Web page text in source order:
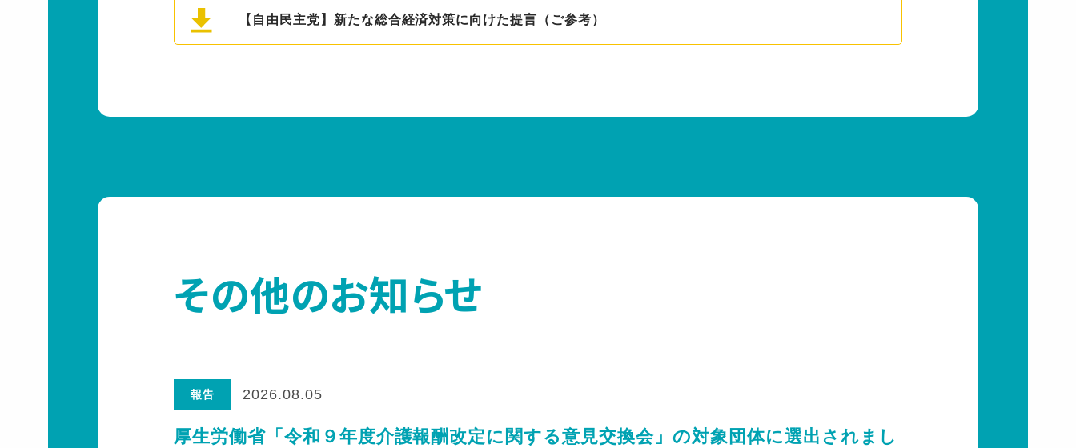
【自由民主党】新たな総合経済対策に向けた提言（ご参考）
その他のお知らせ
報告 2026.08.05
厚生労働省「令和９年度介護報酬改定に関する意見交換会」の対象団体に選出されまし